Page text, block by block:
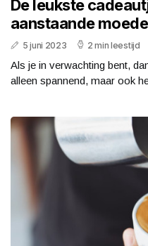
De leukste
aanstaande
5 juni 2023 2 min leestijd
Als je in verwachting bent,
alleen spannend, maar ook